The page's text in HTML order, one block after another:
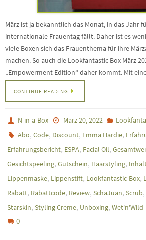
März ist ja bekanntlich das Monat, in das Jahr
internationale Frauentag fällt. Daher ist es
viele Boxen sich das Frauenthema für ihre
machen. So auch die Lookfantastic Box März
„Empowerment Edition“ daher kommt. Mit
CONTINUE READING
N-in-a-Box März 20, 2022
Abo,Code, Discount, Emma Hardie,
Erfahrungsbericht, ESPA, Facial Oil,
Gesichtspeeling, Gutschein, Haarstyling,
Lippenmaske, Lippenstift, Lookfantastic-Box,
Rabatt, Rabattcode, Review, SchaJuan, Scrub,
Starskin, Styling Creme, Unboxing, Wet'n'Wild
0